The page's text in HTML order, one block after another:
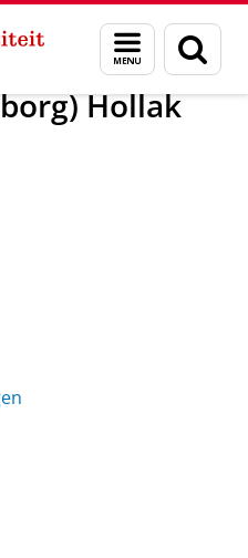
Menu
en
zoeken
(Ingeborg) Hollak
Hollak